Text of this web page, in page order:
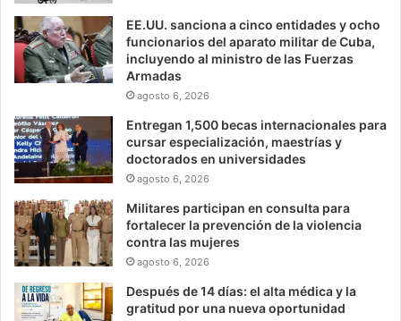
EE.UU. sanciona a cinco entidades y ocho
funcionarios del aparato militar de Cuba,
incluyendo al ministro de las Fuerzas
Armadas
agosto 6, 2026
Entregan 1,500 becas internacionales para
cursar especialización, maestrías y
doctorados en universidades
agosto 6, 2026
Militares participan en consulta para
fortalecer la prevención de la violencia
contra las mujeres
agosto 6, 2026
Después de 14 días: el alta médica y la
gratitud por una nueva oportunidad